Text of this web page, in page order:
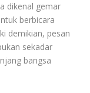
dikenal gemar
berbicara
demikian, pesan
sekadar
bangsa